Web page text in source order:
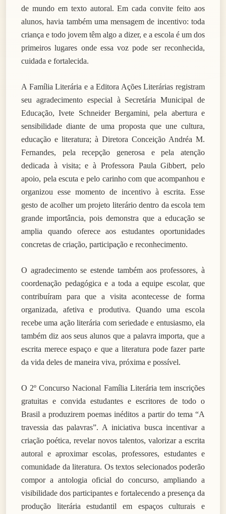
de mundo em texto autoral. Em cada convite feito aos
alunos, havia também uma mensagem de incentivo: toda
criança e todo jovem têm algo a dizer, e a escola é um dos
primeiros lugares onde essa voz pode ser reconhecida,
cuidada e fortalecida.
A Família Literária e a Editora Ações Literárias registram
seu agradecimento especial à Secretária Municipal de
Educação, Ivete Schneider Bergamini, pela abertura e
sensibilidade diante de uma proposta que une cultura,
educação e literatura; à Diretora Conceição Andréa M.
Fernandes, pela recepção generosa e pela atenção
dedicada à visita; e à Professora Paula Gibbert, pelo
apoio, pela escuta e pelo carinho com que acompanhou e
organizou esse momento de incentivo à escrita. Esse
gesto de acolher um projeto literário dentro da escola tem
grande importância, pois demonstra que a educação se
amplia quando oferece aos estudantes oportunidades
concretas de criação, participação e reconhecimento.
O agradecimento se estende também aos professores, à
coordenação pedagógica e a toda a equipe escolar, que
contribuíram para que a visita acontecesse de forma
organizada, afetiva e produtiva. Quando uma escola
recebe uma ação literária com seriedade e entusiasmo, ela
também diz aos seus alunos que a palavra importa, que a
escrita merece espaço e que a literatura pode fazer parte
da vida deles de maneira viva, próxima e possível.
O 2º Concurso Nacional Família Literária tem inscrições
gratuitas e convida estudantes e escritores de todo o
Brasil a produzirem poemas inéditos a partir do tema “A
travessia das palavras”. A iniciativa busca incentivar a
criação poética, revelar novos talentos, valorizar a escrita
autoral e aproximar escolas, professores, estudantes e
comunidade da literatura. Os textos selecionados poderão
compor a antologia oficial do concurso, ampliando a
visibilidade dos participantes e fortalecendo a presença da
produção literária estudantil em espaços culturais e